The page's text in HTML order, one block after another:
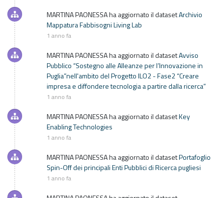
MARTINA PAONESSAha aggiornato il datasetArchivio
Mappatura Fabbisogni Living Lab
1 anno fa
MARTINA PAONESSAha aggiornato il datasetAvviso
Pubblico “Sostegno alle Alleanze per l’Innovazione in
Puglia”nell'ambito del Progetto ILO2 - Fase2 “Creare
impresa e diffondere tecnologia a partire dalla ricerca”
1 anno fa
MARTINA PAONESSAha aggiornato il datasetKey
Enabling Technologies
1 anno fa
MARTINA PAONESSAha aggiornato il datasetPortafoglio
Spin-Off dei principali Enti Pubblici di Ricerca pugliesi
1 anno fa